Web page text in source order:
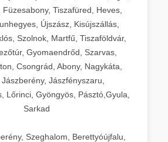
Tiszafüred, Heves,
Újszász, Kisújszállás,
Szolnok, Martfű, Tiszaföldvár,
Gyomaendrőd, Szarvas,
Csongrád, Abony, Nagykáta,
Jászfényszaru,
Lőrinci, Gyöngyös, Pásztó,Gyula,
Sarkad
Szeghalom, Berettyóújfalu,